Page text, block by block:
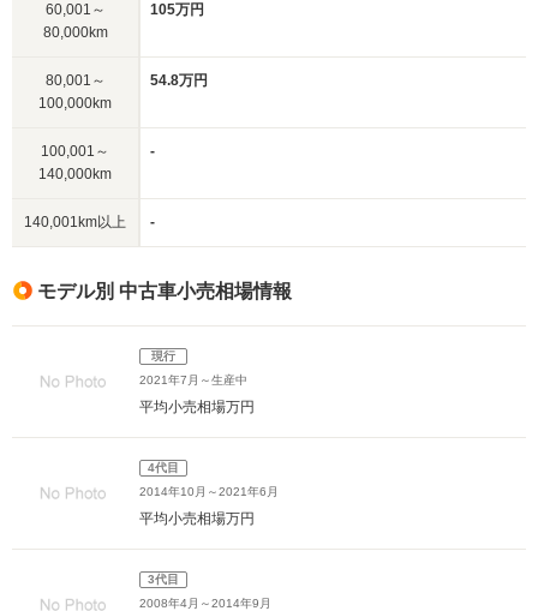
60,001～
80,000km
105万円
80,001～
100,000km
54.8万円
100,001～
140,000km
-
140,001km以上 -
モデル別 中古車小売相場情報
現行
2021年7月～生産中
平均小売相場万円
4代目
2014年10月～2021年6月
平均小売相場万円
3代目
2008年4月～2014年9月